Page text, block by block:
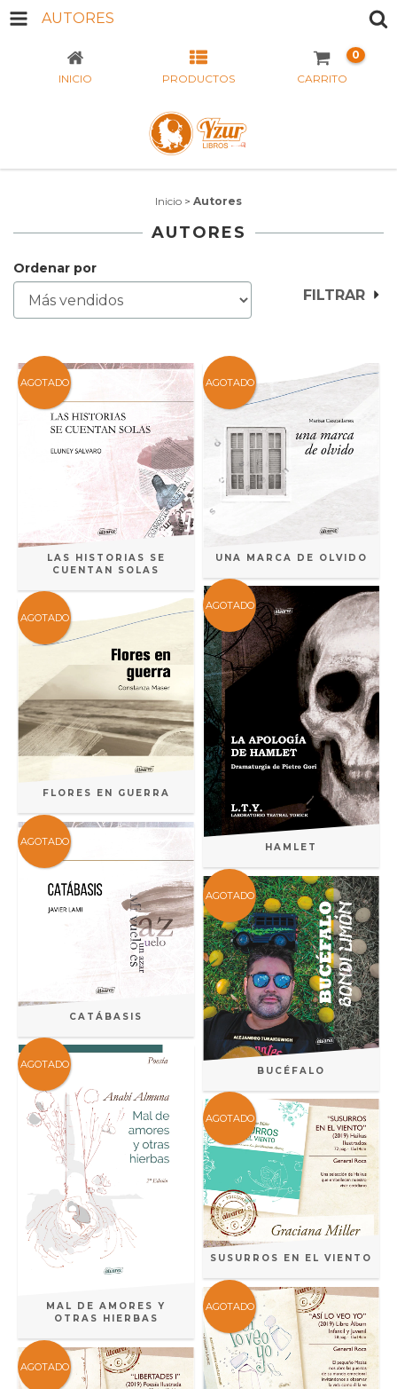
AUTORES
INICIO PRODUCTOS CARRITO
0
Inicio > Autores
AUTORES
Ordenar por
FILTRAR
AGOTADO
LAS HISTORIAS SE
CUENTAN SOLAS
AGOTADO
UNA MARCA DE OLVIDO
AGOTADO
FLORES EN GUERRA
AGOTADO
HAMLET
AGOTADO
CATÁBASIS
AGOTADO
BUCÉFALO
AGOTADO
MAL DE AMORES Y
OTRAS HIERBAS
AGOTADO
SUSURROS EN EL VIENTO
AGOTADO
AGOTADO